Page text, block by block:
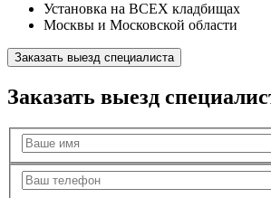
Установка на ВСЕХ кладбищах
Москвы и Московской области
Заказать выезд специалиста
Заказать выезд